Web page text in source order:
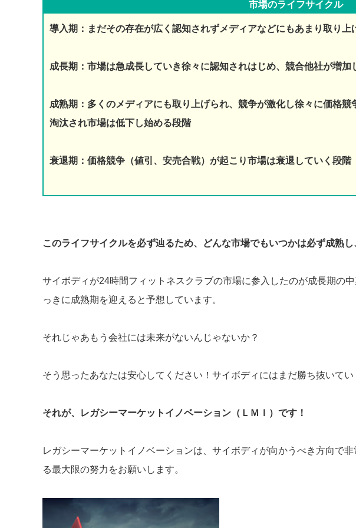
市場のライフサイクル
導入期：まだその存在が広く認知されずメディアなどにもあまり取り上
成長期：市場は急成長していき徐々に認知されはじめ、競合他社が増
成熟期：多くのメディアにも取り上げられ、競争が激化し徐々に価格
淘汰され市場は低下し始める段階
衰退期：価格競争（値引、安売合戦）が起こり市場は衰退していく段階
このライフサイクルを必ず辿るため、どんな市場でもいつかは必ず成熟し
サイボディが24時間フィットネスクラブの市場に参入したのが成長期の
っきに成熟期を迎えると予想しています。
それじゃあもう会社には未来がないんじゃないか？
そう思ったあなたは安心してください！サイボディにはまだ勝ち抜いてい
それが、レガシーマーケットイノベーション（ＬＭＩ）です！
レガシーマーケットイノベーションは、サイボディが向かうべき方向で
る最大限の努力をお願いします。